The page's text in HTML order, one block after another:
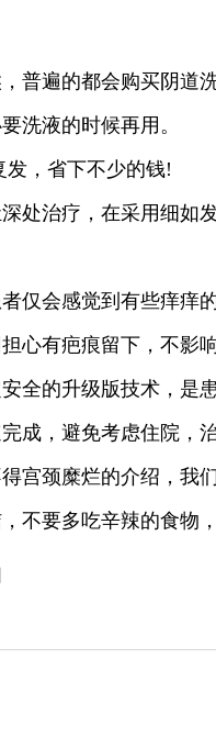
遍的都会购买阴道洗
洗液的时候再用。
，省下不少的钱!
治疗，在采用细如
会感觉到有些痒痒的
有疤痕留下，不影响
的升级版技术，是患
，避免考虑住院，治
宫颈糜烂的介绍，我
不要多吃辛辣的食物